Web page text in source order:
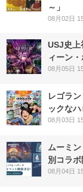
～」
08月02日
USJ史上
ィーン
08月05日
レゴラ
ックな
08月03日
ムーミ
別コラ
08月04日